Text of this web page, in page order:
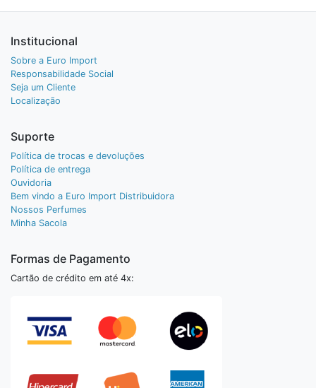
Institucional
Sobre a Euro Import
Responsabilidade Social
Seja um Cliente
Localização
Suporte
Política de trocas e devoluções
Política de entrega
Ouvidoria
Bem vindo a Euro Import Distribuidora
Nossos Perfumes
Minha Sacola
Formas de Pagamento
Cartão de crédito em até 4x: